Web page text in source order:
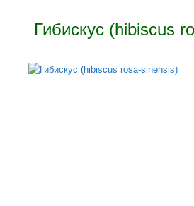
Гибискус (hibiscus